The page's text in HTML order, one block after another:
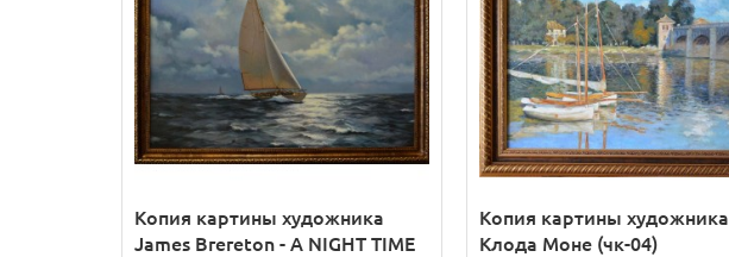
Копия картины художника
James Brereton - A NIGHT TIME
Копия картины художника
Клода Моне (чк-04)